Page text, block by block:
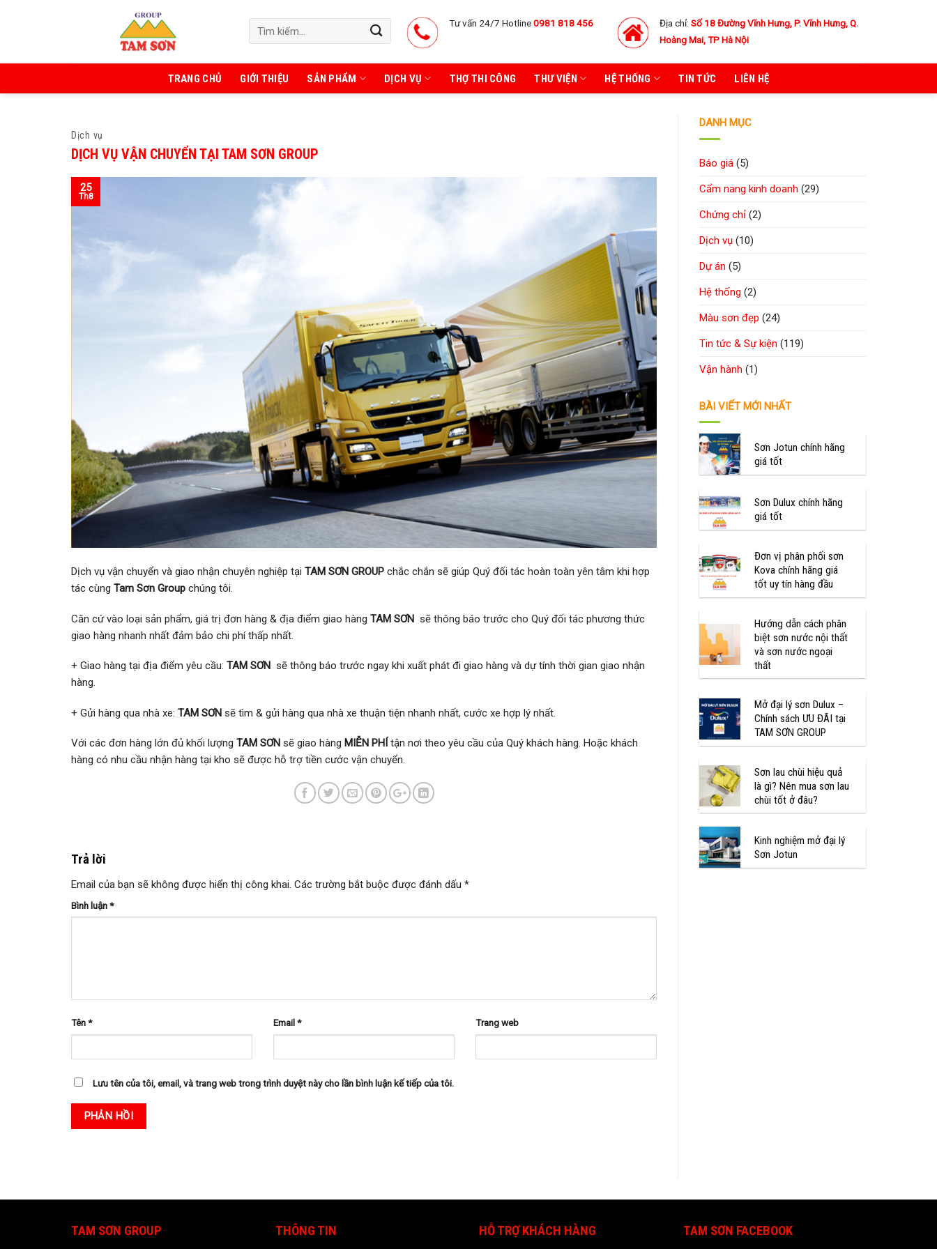
Tư vấn 24/7 Hotline0981 818 456 Địa chỉ: Số 18 Đường Vĩnh Hưng, P. Vĩnh Hưng, Q.
Hoàng Mai, TP Hà Nội
TRANG CHỦ GIỚI THIỆU SẢN PHẨM DỊCH VỤ THỢ THI CÔNG THƯ VIỆN HỆ THỐNG TIN TỨC LIÊN HỆ
Dịch vụ
DỊCH VỤ VẬN CHUYỂN TẠI TAM SƠN GROUP
25
Th8
Dịch vụ vận chuyển và giao nhận chuyên nghiệp tại TAM SƠN GROUP chắc chắn sẽ giúp Quý đối tác hoàn toàn yên tâm khi hợp
tác cùng Tam Sơn Group chúng tôi.
Căn cứ vào loại sản phẩm, giá trị đơn hàng & địa điểm giao hàng TAM SƠN sẽ thông báo trước cho Quý đối tác phương thức
giao hàng nhanh nhất đảm bảo chi phí thấp nhất.
+ Giao hàng tại địa điểm yêu cầu: TAM SƠN sẽ thông báo trước ngay khi xuất phát đi giao hàng và dự tính thời gian giao nhận
hàng.
+ Gửi hàng qua nhà xe: TAM SƠN sẽ tìm & gửi hàng qua nhà xe thuận tiện nhanh nhất, cước xe hợp lý nhất.
Với các đơn hàng lớn đủ khối lượng TAM SƠN sẽ giao hàng MIỄN PHÍ tận nơi theo yêu cầu của Quý khách hàng. Hoặc khách
hàng có nhu cầu nhận hàng tại kho sẽ được hỗ trợ tiền cước vận chuyển.
Trả lời
Email của bạn sẽ không được hiển thị công khai. Các trường bắt buộc được đánh dấu *
Bình luận*
Tên* Email* Trang web
Lưu tên của tôi, email, và trang web trong trình duyệt này cho lần bình luận kế tiếp của tôi.
DANH MỤC
Báo giá (5)
Cẩm nang kinh doanh (29)
Chứng chỉ (2)
Dịch vụ (10)
Dự án (5)
Hệ thống (2)
Màu sơn đẹp (24)
Tin tức & Sự kiện (119)
Vận hành (1)
BÀI VIẾT MỚI NHẤT
Sơn Jotun chính hãng
giá tốt
Sơn Dulux chính hãng
giá tốt
Đơn vị phân phối sơn
Kova chính hãng giá
tốt uy tín hàng đầu
Hướng dẫn cách phân
biệt sơn nước nội thất
và sơn nước ngoại
thất
Mở đại lý sơn Dulux –
Chính sách ƯU ĐÃI tại
TAM SƠN GROUP
Sơn lau chùi hiệu quả
là gì? Nên mua sơn lau
chùi tốt ở đâu?
Kinh nghiệm mở đại lý
Sơn Jotun
TAM SƠN GROUP THÔNG TIN HỖ TRỢ KHÁCH HÀNG TAM SƠN FACEBOOK